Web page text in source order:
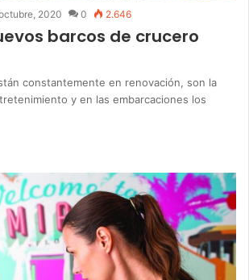
2020 0 2.646
barcos de crucero
constantemente en renovación, son la
y en las embarcaciones los